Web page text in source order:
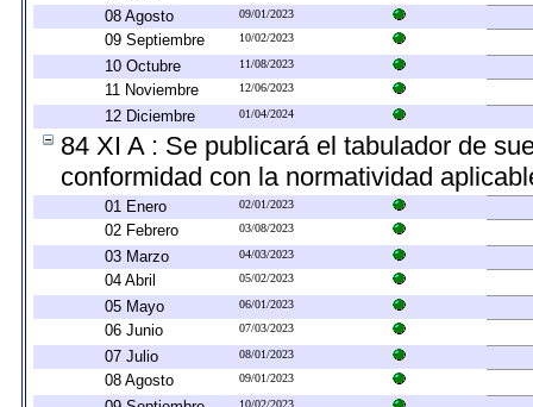
08 Agosto 09/01/2023
09 Septiembre 10/02/2023
10 Octubre 11/08/2023
11 Noviembre 12/06/2023
12 Diciembre 01/04/2024
84 XI A : Se publicará el tabulador de
conformidad con la normatividad
01 Enero 02/01/2023
02 Febrero 03/08/2023
03 Marzo 04/03/2023
04 Abril 05/02/2023
05 Mayo 06/01/2023
06 Junio 07/03/2023
07 Julio 08/01/2023
08 Agosto 09/01/2023
10/02/2023